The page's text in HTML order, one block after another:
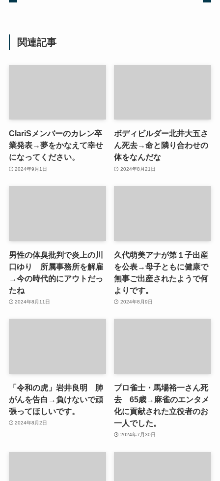
関連記事
ClariSメンバーのカレン卒
業発表→夢をかなえて幸せ
になってください。
2024年9月1日
ボディビルダー北井大五さ
ん死去→命と隣り合わせの
体をなんだな
2024年8月21日
男性の体臭批判で炎上の川
口ゆり 所属事務所を解雇
→今の時代的にアウトだっ
たね
2024年8月11日
久代萌美アナが第１子出産
を公表→母子ともに健康で
無事ご出産されたようで何
よりです。
2024年8月9日
「令和の虎」岩井良明 肺
がんを告白→負けないで頑
張ってほしいです。
2024年8月2日
プロ雀士・馬場裕一さん死
去 65歳→麻雀のエンタメ
化に貢献された立役者のお
一人でした。
2024年7月30日